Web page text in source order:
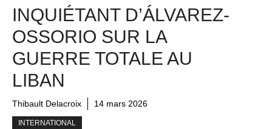
INQUIÉTANT D’ÁLVAREZ-
OSSORIO SUR LA
GUERRE TOTALE AU
LIBAN
Thibault Delacroix 14 mars 2026
INTERNATIONAL